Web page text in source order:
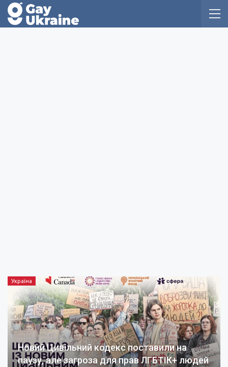
Україна
Новий Цивільний кодекс поставили на
паузу, але загроза для прав ЛГБТІК+ людей